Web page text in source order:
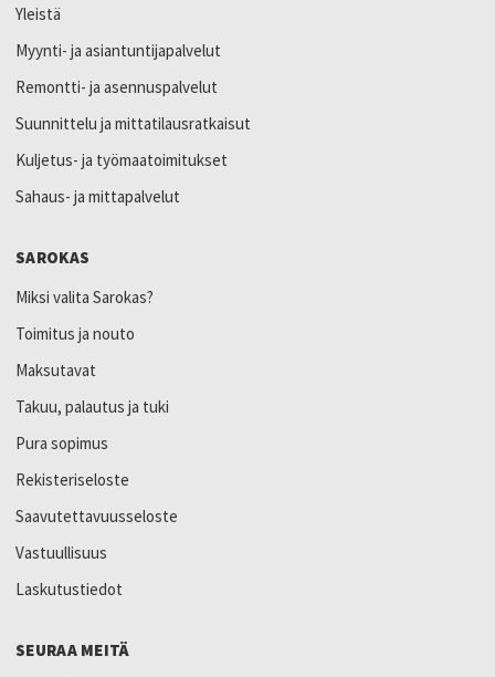
Yleistä
Myynti- ja asiantuntijapalvelut
Remontti- ja asennuspalvelut
Suunnittelu ja mittatilausratkaisut
Kuljetus- ja työmaatoimitukset
Sahaus- ja mittapalvelut
SAROKAS
Miksi valita Sarokas?
Toimitus ja nouto
Maksutavat
Takuu, palautus ja tuki
Pura sopimus
Rekisteriseloste
Saavutettavuusseloste
Vastuullisuus
Laskutustiedot
SEURAA MEITÄ